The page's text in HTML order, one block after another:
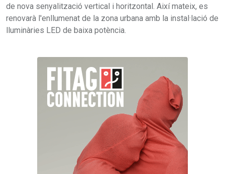
de nova senyalització vertical i horitzontal. Així mateix, es
renovarà l'enllumenat de la zona urbana amb la instal·lació de
lluminàries LED de baixa potència.